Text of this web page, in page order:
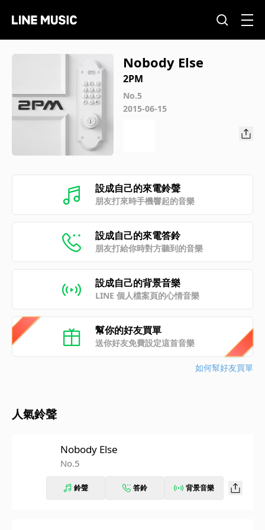
Nobody Else
2PM
No.5
2015-06-15
設成自己的來電鈴聲
朋友打來時手機響起的音樂
設成自己的來電答鈴
朋友打給你時對方聽到的音樂
設成自己的背景音樂
LINE 個人檔案頁的心情音樂
幫你的好友買單
送你好友免費設定這首音樂
如何幫好友買單
人氣鈴聲
Nobody Else
No.5
鈴聲 答鈴 背景音樂